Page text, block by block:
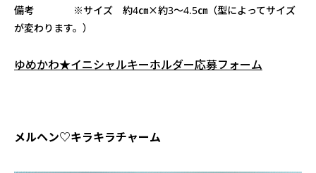
備考 ※サイズ 約4㎝×約3～4.5㎝（型によってサイズ
が変わります。）
ゆめかわ★イニシャルキーホルダー応募フォーム
メルヘン♡キラキラチャーム